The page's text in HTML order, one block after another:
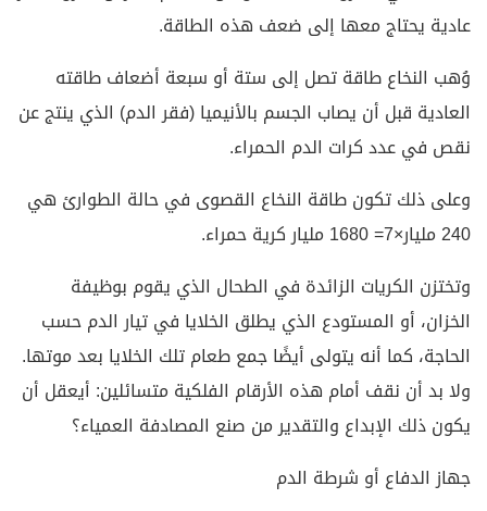
عادية يحتاج معها إلى ضعف هذه الطاقة.
وُهب النخاع طاقة تصل إلى ستة أو سبعة أضعاف طاقته
العادية قبل أن يصاب الجسم بالأنيميا (فقر الدم) الذي ينتج عن
نقص في عدد كرات الدم الحمراء.
وعلى ذلك تكون طاقة النخاع القصوى في حالة الطوارئ هي
240 مليار×7= 1680 مليار كرية حمراء.
وتختزن الكريات الزائدة في الطحال الذي يقوم بوظيفة
الخزان، أو المستودع الذي يطلق الخلايا في تيار الدم حسب
الحاجة، كما أنه يتولى أيضًا جمع طعام تلك الخلايا بعد موتها.
ولا بد أن نقف أمام هذه الأرقام الفلكية متسائلين: أيعقل أن
يكون ذلك الإبداع والتقدير من صنع المصادفة العمياء؟
جهاز الدفاع أو شرطة الدم